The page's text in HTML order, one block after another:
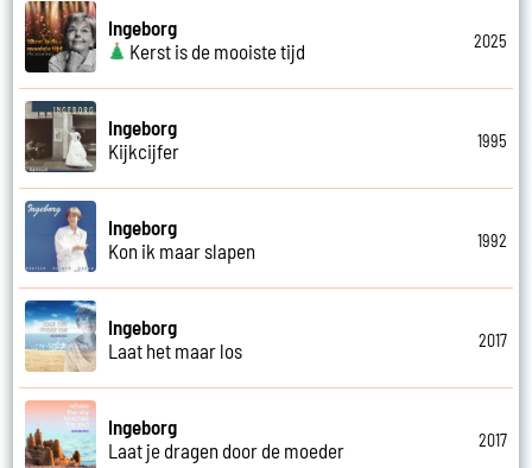
Ingeborg
Kerst is de mooiste tijd
2025
Ingeborg
Kijkcijfer
1995
Ingeborg
Kon ik maar slapen
1992
Ingeborg
Laat het maar los
2017
Ingeborg
Laat je dragen door de moeder
2017